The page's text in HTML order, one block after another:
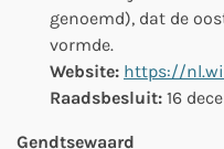
genoemd), dat de
vormde.
Website: https://
Raadsbesluit: 16
Gendtsewaard